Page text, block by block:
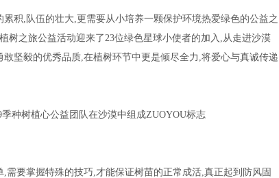
积,队伍的壮大,更需要从小培养一颗保护环境热爱绿色的公益之
树之旅公益活动迎来了23位绿色星球小使者的加入,从走进沙漠
坚毅的优秀品质,在植树环节中更是倾尽全力,将爱心与真诚传递
种树植心公益团队在沙漠中组成ZUOYOU标志
需要掌握特殊的技巧,才能保证树苗的正常成活,真正起到防风固